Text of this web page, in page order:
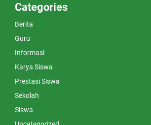
Categories
Berita
Guru
Informasi
Karya Siswa
Prestasi Siswa
Sekolah
Siswa